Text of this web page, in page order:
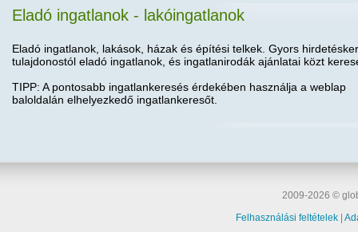
Eladó ingatlanok - lakóingatlanok
Eladó ingatlanok, lakások, házak és építési telkek. Gyors
tulajdonostól eladó ingatlanok, és ingatlanirodák ajánlatai közt
TIPP: A pontosabb ingatlankeresés érdekében használja a weblap
baloldalán elhelyezkedő ingatlankeresőt.
2009-2026 ©
Felhasználási feltételek